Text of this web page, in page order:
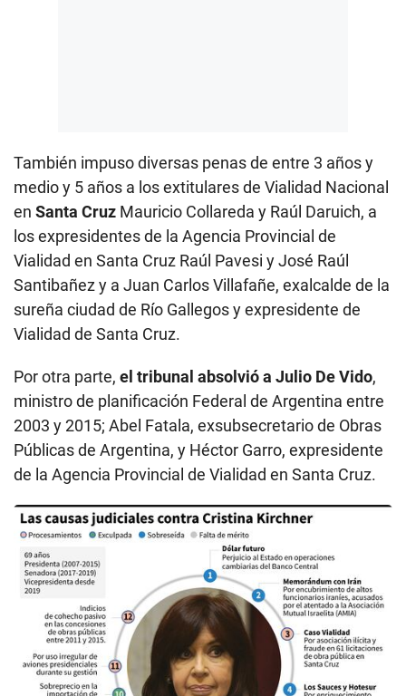
También impuso diversas penas de entre 3 años y
medio y 5 años a los extitulares de Vialidad Nacional
en Santa Cruz Mauricio Collareda y Raúl Daruich, a
los expresidentes de la Agencia Provincial de
Vialidad en Santa Cruz Raúl Pavesi y José Raúl
Santibañez y a Juan Carlos Villafañe, exalcalde de la
sureña ciudad de Río Gallegos y expresidente de
Vialidad de Santa Cruz.
Por otra parte, el tribunal absolvió a Julio De Vido,
ministro de planificación Federal de Argentina entre
2003 y 2015; Abel Fatala, exsubsecretario de Obras
Públicas de Argentina, y Héctor Garro, expresidente
de la Agencia Provincial de Vialidad en Santa Cruz.